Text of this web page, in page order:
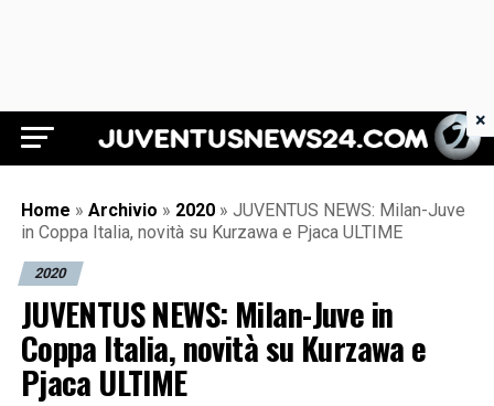
Juventus News 24
Home » Archivio » 2020 » JUVENTUS NEWS: Milan-Juve
in Coppa Italia, novità su Kurzawa e Pjaca ULTIME
2020
JUVENTUS NEWS: Milan-Juve in
Coppa Italia, novità su Kurzawa e
Pjaca ULTIME
×